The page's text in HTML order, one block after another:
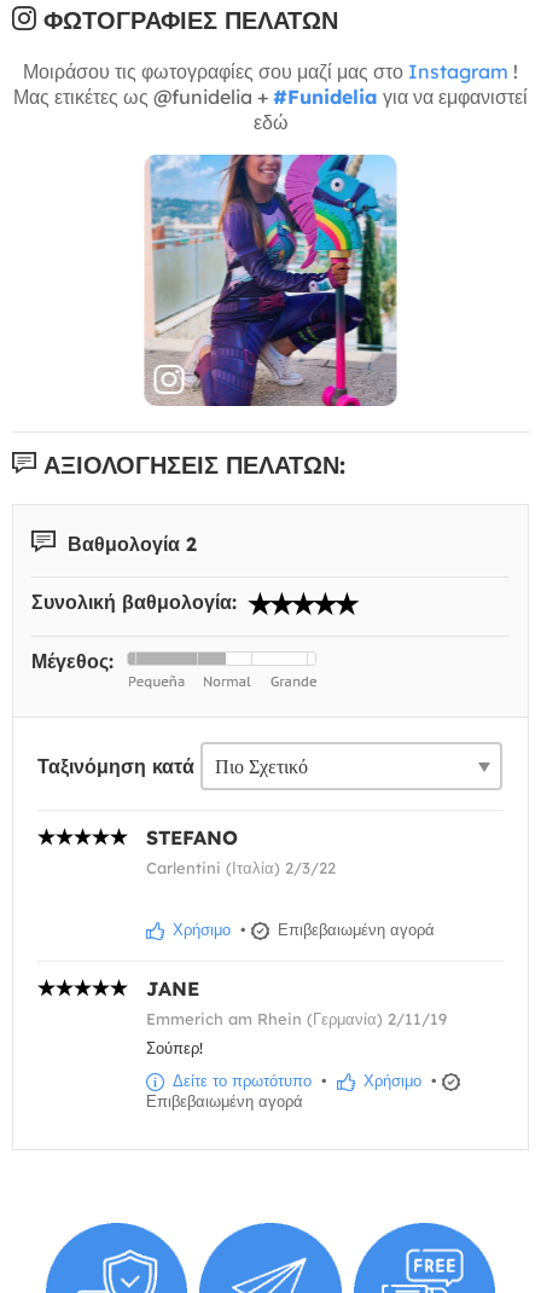
ΦΩΤΟΓΡΑΦΊΕΣ ΠΕΛΑΤΏΝ
Μοιράσου τις φωτογραφίες σου μαζί μας στο Instagram !
Μας ετικέτες ως @funidelia + #Funidelia για να εμφανιστεί
εδώ
ΑΞΙΟΛΟΓΉΣΕΙΣ ΠΕΛΑΤΏΝ:
Βαθμολογία 2
Συνολική βαθμολογία:
Μέγεθος:
Ταξινόμηση κατά
STEFANO
Carlentini (Ιταλία) 2/3/22
Χρήσιμο • Επιβεβαιωμένη αγορά
JANE
Emmerich am Rhein (Γερμανία) 2/11/19
Σούπερ!
Δείτε το πρωτότυπο • Χρήσιμο •
Επιβεβαιωμένη αγορά